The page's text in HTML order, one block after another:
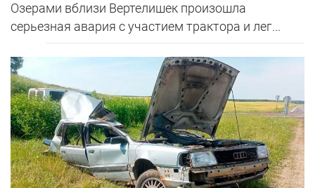
Озерами вблизи Вертелишек произошла
серьезная авария с участием трактора и лег...